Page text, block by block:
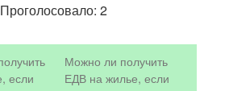
Проголосовало: 2
Можно ли получить
ЕДВ на жилье, если